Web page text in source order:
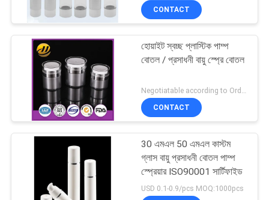
CONTACT
হোয়াইট স্বচ্ছ প্লাস্টিক পাম্প
বোতল / প্রসাধনী বায়ু স্প্রে বোতল
CONTACT
30 এমএল 50 এমএল কাস্টম
গ্লাস বায়ু প্রসাধনী বোতল পাম্প
স্প্রেয়ার ISO90001 সার্টিফাইড
USD 0.1-0.9/pcs MOQ:1000pcs